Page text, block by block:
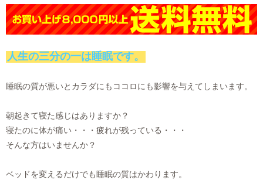
人生の三分の一は睡眠です。
睡眠の質が悪いとカラダにもココロにも影響を与えてしまいます。
朝起きて寝た感じはありますか？
寝たのに体が痛い・・・疲れが残っている・・・
そんな方はいませんか？
ベッドを変えるだけでも睡眠の質はかわります。